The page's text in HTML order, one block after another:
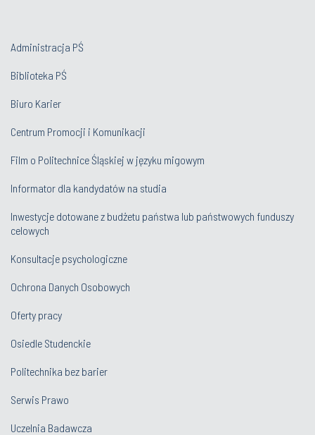
Administracja PŚ
Biblioteka PŚ
Biuro Karier
Centrum Promocji i Komunikacji
Film o Politechnice Śląskiej w języku migowym
Informator dla kandydatów na studia
Inwestycje dotowane z budżetu państwa lub państwowych funduszy
celowych
Konsultacje psychologiczne
Ochrona Danych Osobowych
Oferty pracy
Osiedle Studenckie
Politechnika bez barier
Serwis Prawo
Uczelnia Badawcza